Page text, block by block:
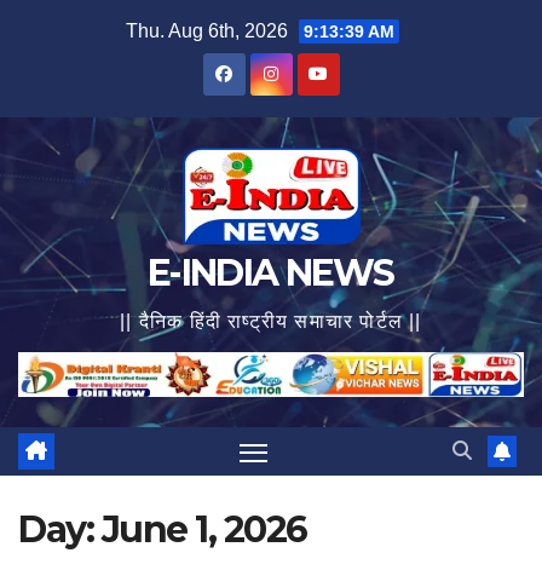
Thu. Aug 6th, 2026 9:13:40 AM
E-INDIA NEWS
|| दैनिक हिंदी राष्ट्रीय समाचार पोर्टल ||
Day:June 1, 2026